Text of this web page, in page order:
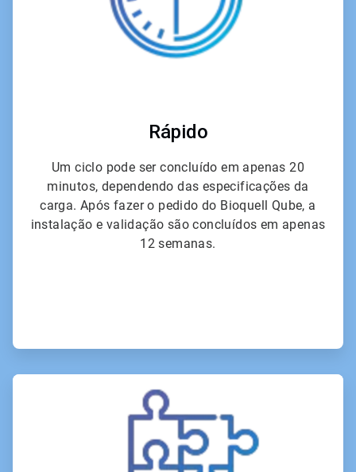
Rápido
Um ciclo pode ser concluído em apenas 20
minutos, dependendo das especificações da
carga. Após fazer o pedido do Bioquell Qube, a
instalação e validação são concluídos em apenas
12 semanas.